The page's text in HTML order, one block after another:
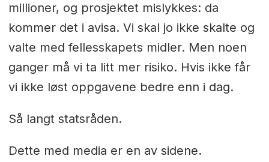
millioner, og prosjektet mislykkes: da
kommer det i avisa. Vi skal jo ikke skalte og
valte med fellesskapets midler. Men noen
ganger må vi ta litt mer risiko. Hvis ikke får
vi ikke løst oppgavene bedre enn i dag.
Så langt statsråden.
Dette med media er en av sidene.